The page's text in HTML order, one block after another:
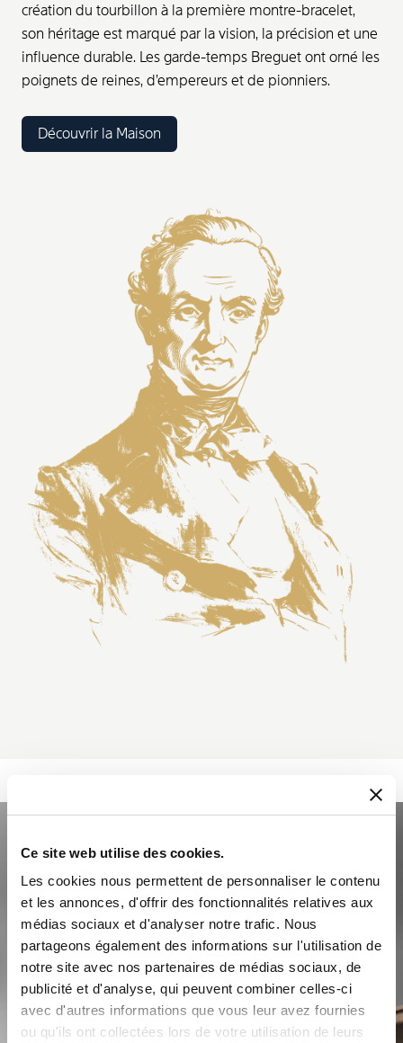
Ce site web utilise des cookies.
Les cookies nous permettent de personnaliser le contenu
et les annonces, d'offrir des fonctionnalités relatives aux
médias sociaux et d'analyser notre trafic. Nous
partageons également des informations sur l'utilisation de
notre site avec nos partenaires de médias sociaux, de
publicité et d'analyse, qui peuvent combiner celles-ci
avec d'autres informations que vous leur avez fournies
ou qu'ils ont collectées lors de votre utilisation de leurs
création du tourbillon à la première montre-bracelet,
son héritage est marqué par la vision, la précision et une
influence durable. Les garde-temps Breguet ont orné les
poignets de reines, d’empereurs et de pionniers.
Découvrir la Maison